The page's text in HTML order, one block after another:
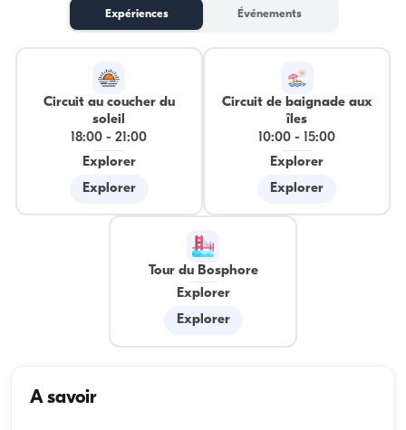
Expériences Événements
Circuit au coucher du
soleil
18:00 -21:00
Explorer
Explorer
Circuit de baignade aux
îles
10:00 -
15:00
Explorer
Explorer
Tour du Bosphore
Explorer
Explorer
A savoir